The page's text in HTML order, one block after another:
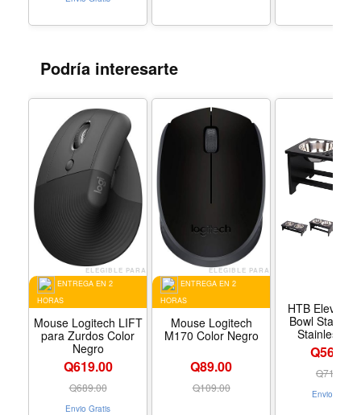
Podría interesarte
ELEGIBLE PARA
ENTREGA EN 2
HORAS
Mouse Logitech LIFT
para Zurdos Color
Negro
Q619.00
Q689.00
Envio Gratis
ELEGIBLE PARA
ENTREGA EN 2
HORAS
Mouse Logitech
M170 Color Negro
Q89.00
Q109.00
HTB
Bowl Stand
Stainless
Bowls-10 H
Black |
Bowl Stand,
Large Sized
Q569.00
Q714.00
Envio Gratis